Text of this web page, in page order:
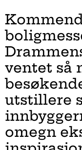
ventet så
utstillere
omegn